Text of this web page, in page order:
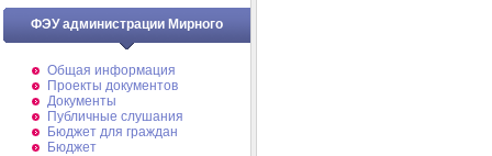
ФЭУ администрации Мирного
Общая информация
Проекты документов
Документы
Публичные слушания
Бюджет для граждан
Бюджет